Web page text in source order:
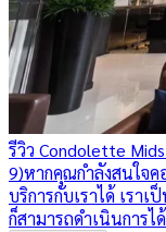
รีวิว Condolette
9)หากคุณกำลังสนใจ
บริการกับเราได้ เรา
ก็สามารถดำเนินการ